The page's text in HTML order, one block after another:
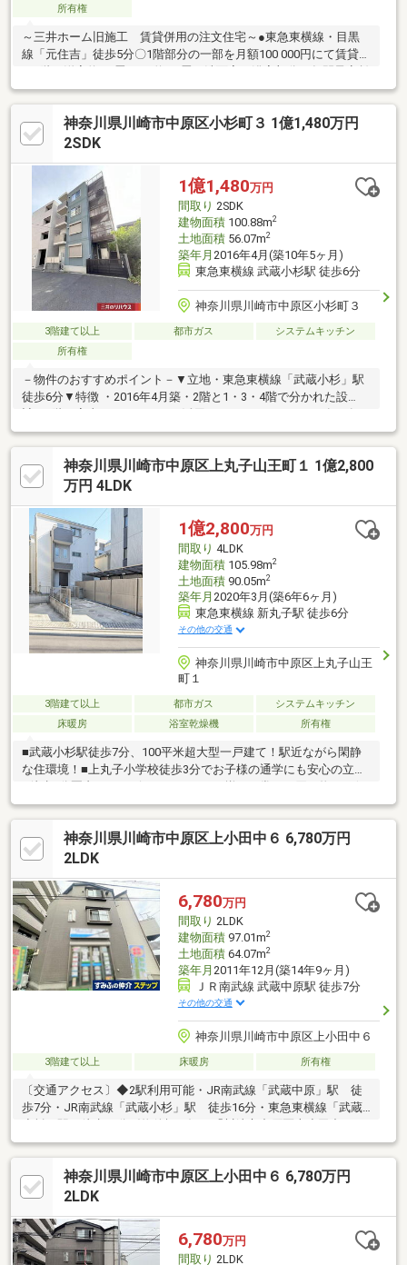
所有権
～三井ホーム旧施工 賃貸併用の注文住宅～●東急東横線・目黒
線「元住吉」徒歩5分〇1階部分の一部を月額100 000円にて賃貸中
料収入：1 200 000円1階納戸部分、2階、小屋裏収納部分を自己利
用可能です。※2ＳＬＤＫ部分自宅として利用しながら、1階部分
の賃料収入を得ることができます（※オーナーチェンジ物件につ
き現賃貸借契約の引継ぎが条件となります）1階賃貸中部分
神奈川県川崎市中原区小杉町３ 1億1,480万円
2SDK
1億1,480万円
間取り 2SDK
建物面積100.88m2
土地面積56.07m2
築年月 2016年4月(築10年5ヶ月)
東急東横線 武蔵小杉駅 徒歩6分
神奈川県川崎市中原区小杉町３
3階建て以上 都市ガス
システムキッチン
所有権
－物件のおすすめポイント－▼立地・東急東横線「武蔵小杉」駅
徒歩6分▼特徴 ・2016年4月築・2階と1・3・4階で分かれた設
計・1階に家事スペースとして活用できるユーティリティ有・各キ
ッチン(2・4階)・3階洗面室にバルコニー付、家事動線良好・外階
段から上がる屋上付▼設備・ホームエレベーター(1・3・4階)・
1616サイズの浴室(3階)▼周辺環境・イトーヨーカドー武蔵小杉駅
前店 徒歩4分(約290m)・川崎市立小杉小学校 徒歩10分(約800m)■
細・ご相談はお気軽にお問い合わせください。
神奈川県川崎市中原区上丸子山王町１ 1億2,800
万円 4LDK
1億2,800万円
間取り 4LDK
建物面積105.98m2
土地面積90.05m2
築年月 2020年3月(築6年6ヶ月)
東急東横線 新丸子駅 徒歩6分
その他の交通
神奈川県川崎市中原区上丸子山王
町１
3階建て以上 都市ガス
システムキッチン
床暖房
浴室乾燥機 所有権
■武蔵小杉駅徒歩7分、100平米超大型一戸建て！駅近ながら閑静
な住環境！■上丸子小学校徒歩3分でお子様の通学にも安心の立地
利、多摩川までもほど近く、休日の散歩やキャンプも愉しめます
♪■幅約3.1メートル、奥行約5.3メートルの駐車スペース有！■広々
とした玄関、18帖以上のＬＤＫには一部床暖房完備■全居室6帖以
上・全室収納ありのゆったりとした4ＬＤＫ
神奈川県川崎市中原区上小田中６ 6,780万円
2LDK
6,780万円
間取り 2LDK
建物面積97.01m2
土地面積64.07m2
築年月 2011年12月(築14年9ヶ月)
ＪＲ南武線 武蔵中原駅 徒歩7分
その他の交通
神奈川県川崎市中原区上小田中６
3階建て以上 床暖房 所有権
〔交通アクセス〕◆2駅利用可能・JR南武線「武蔵中原」駅 徒
歩7分・JR南武線「武蔵小杉」駅 徒歩16分・東急東横線「武蔵
小杉」駅 徒歩17分〔物件概要〕・「川崎市中原区上小田中6丁
目戸建」●建物概要・建物面積：97.01㎡（29.34坪）・築年月：
2011年12月築・構造：木造スレート葺3階建て・間取り：1階→事
務所、2階・3階→2LDK・現況：1階→売主事務所利用中、2階・3
階→売主居住中
神奈川県川崎市中原区上小田中６ 6,780万円
2LDK
6,780万円
間取り 2LDK